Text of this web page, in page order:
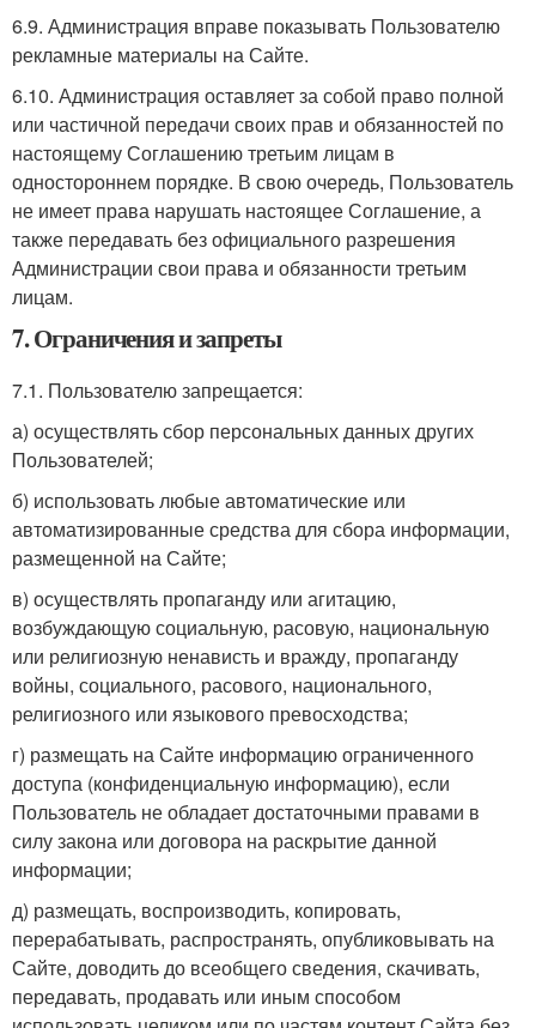
6.9. Администрация вправе показывать Пользователю
рекламные материалы на Сайте.
6.10. Администрация оставляет за собой право полной
или частичной передачи своих прав и обязанностей по
настоящему Соглашению третьим лицам в
одностороннем порядке. В свою очередь, Пользователь
не имеет права нарушать настоящее Соглашение, а
также передавать без официального разрешения
Администрации свои права и обязанности третьим
лицам.
7. Ограничения и запреты
7.1. Пользователю запрещается:
а) осуществлять сбор персональных данных других
Пользователей;
б) использовать любые автоматические или
автоматизированные средства для сбора информации,
размещенной на Сайте;
в) осуществлять пропаганду или агитацию,
возбуждающую социальную, расовую, национальную
или религиозную ненависть и вражду, пропаганду
войны, социального, расового, национального,
религиозного или языкового превосходства;
г) размещать на Сайте информацию ограниченного
доступа (конфиденциальную информацию), если
Пользователь не обладает достаточными правами в
силу закона или договора на раскрытие данной
информации;
д) размещать, воспроизводить, копировать,
перерабатывать, распространять, опубликовывать на
Сайте, доводить до всеобщего сведения, скачивать,
передавать, продавать или иным способом